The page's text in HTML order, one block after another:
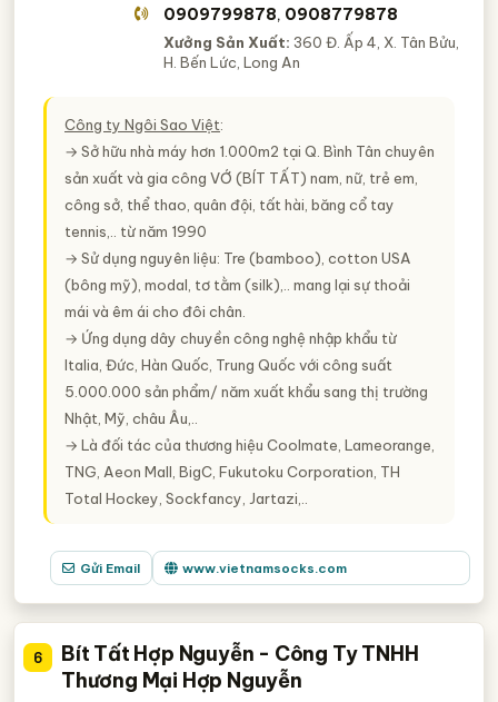
0909799878, 0908779878
Xưởng Sản Xuất: 360 Đ. Ấp 4, X. Tân Bửu,
H. Bến Lức, Long An
Công ty Ngôi Sao Việt:
→ Sở hữu nhà máy hơn 1.000m2 tại Q. Bình Tân chuyên
sản xuất và gia công VỚ (BÍT TẤT) nam, nữ, trẻ em,
công sở, thể thao, quân đội, tất hài, băng cổ tay
tennis,.. từ năm 1990
→ Sử dụng nguyên liệu: Tre (bamboo), cotton USA
(bông mỹ), modal, tơ tằm (silk),.. mang lại sự thoải
mái và êm ái cho đôi chân.
→ Ứng dụng dây chuyền công nghệ nhập khẩu từ
Italia, Đức, Hàn Quốc, Trung Quốc với công suất
5.000.000 sản phẩm/ năm xuất khẩu sang thị trường
Nhật, Mỹ, châu Âu,..
→ Là đối tác của thương hiệu Coolmate, Lameorange,
TNG, Aeon Mall, BigC, Fukutoku Corporation, TH
Total Hockey, Sockfancy, Jartazi,..
Gửi Email www.vietnamsocks.com
6
Bít Tất Hợp Nguyễn - Công Ty TNHH
Thương Mại Hợp Nguyễn